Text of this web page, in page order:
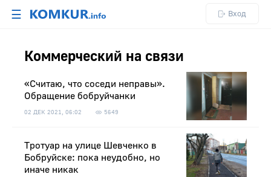
☰ Вход
Коммерческий на связи
«Считаю, что соседи неправы».
Обращение бобруйчанки
02 ДЕК 2021, 06:02 5649
Тротуар на улице Шевченко в
Бобруйске: пока неудобно, но
иначе никак